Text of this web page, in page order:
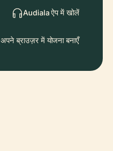
Audiala ऐप में खोलें
अपने ब्राउज़र में योजना बनाएँ